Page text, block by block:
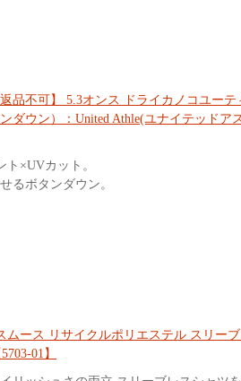
品不可】 5.3オンス ドライカノコユーテ
ダウン）：United Athle(ユナイテッドア
ト×UVカット。
るボタンダウン。
ムース リサイクルポリエステル スリー
01】